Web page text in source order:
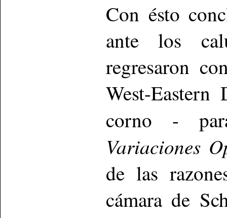
Con ésto
ante los
regresaron
West-
corno -
Variaciones
de las
cámara de